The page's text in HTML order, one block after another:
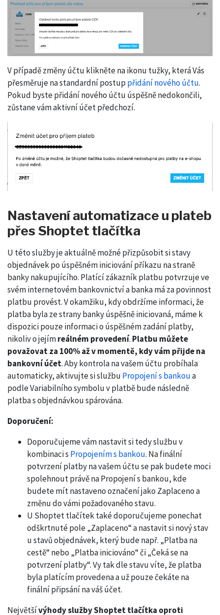
V případě změny účtu klikněte na ikonu tužky, která Vás
přesměruje na standardní postup přidání nového účtu.
Pokud byste přidání nového účtu úspěšně nedokončili,
zůstane vám aktivní účet předchozí.
Nastavení automatizace u plateb
přes Shoptet tlačítka
U této služby je aktuálně možné přizpůsobit si stavy
objednávek po úspěšném iniciování příkazu na straně
banky nakupujícího. Platící zákazník platbu potvrzuje ve
svém internetovém bankovnictví a banka má za povinnost
platbu provést. V okamžiku, kdy obdržíme informaci, že
platba byla ze strany banky úspěšně iniciovaná, máme k
dispozici pouze informaci o úspěšném zadání platby,
nikoliv o jejímreálném provedení. Platbu můžete
považovat za 100% až v momentě, kdy vám přijde na
bankovní účet. Aby kontrola na vašem účtu probíhala
automaticky, aktivujte si službu Propojení s bankoua
podle Variabilního symbolu v platbě bude následně
platba s objednávkou spárována.
Doporučení:
Doporučujeme vám nastavit si tedy službu v
kombinaci s Propojením s bankou. Na finální
potvrzení platby na vašem účtu se pak budete moci
spolehnout právě na Propojení s bankou, kde
budete mít nastaveno označení jako Zaplaceno a
změnu do vámi požadovaného stavu.
U Shoptet tlačítek také doporučujeme ponechat
odškrtnuté pole „Zaplaceno“ a nastavit si nový stav
u stavů objednávek, který bude např. „Platba na
cestě“ nebo „Platba iniciováno“ či „Čeká se na
potvrzení platby“. Vy tak dle stavu víte, že platba
byla platícím provedena a už pouze čekáte na
finální připsání na váš účet.
Největšívýhody služby Shoptet tlačítka oproti